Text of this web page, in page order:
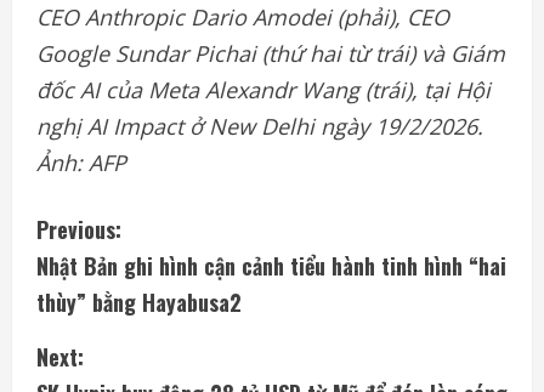
CEO Anthropic Dario Amodei (phải), CEO
Google Sundar Pichai (thứ hai từ trái) và Giám
đốc AI của Meta Alexandr Wang (trái), tại Hội
nghị AI Impact ở New Delhi ngày 19/2/2026.
Ảnh: AFP
C
o
n
Previous:
Nhật Bản ghi hình cận cảnh tiểu hành tinh hình “hai
thùy” bằng Hayabusa2
Next: